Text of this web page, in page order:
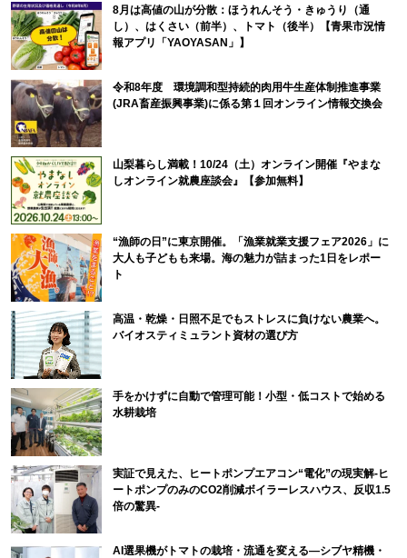
8月は高値の山が分散：ほうれんそう・きゅうり（通
し）、はくさい（前半）、トマト（後半）【青果市況情
報アプリ「YAOYASAN」】
令和8年度 環境調和型持続的肉用牛生産体制推進事業
(JRA畜産振興事業)に係る第１回オンライン情報交換会
山梨暮らし満載！10/24（土）オンライン開催『やまな
しオンライン就農座談会』【参加無料】
“漁師の日”に東京開催。「漁業就業支援フェア2026」に
大人も子どもも来場。海の魅力が詰まった1日をレポー
ト
高温・乾燥・日照不足でもストレスに負けない農業へ。
バイオスティミュラント資材の選び方
手をかけずに自動で管理可能！小型・低コストで始める
水耕栽培
実証で見えた、ヒートポンプエアコン“電化”の現実解-ヒ
ートポンプのみのCO2削減ボイラーレスハウス、反収1.5
倍の驚異-
AI選果機がトマトの栽培・流通を変える―シブヤ精機・